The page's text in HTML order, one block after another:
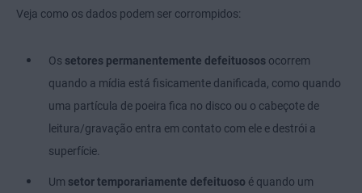
Veja como os dados podem ser corrompidos:
Os setores permanentemente defeituosos ocorrem
quando a mídia está fisicamente danificada, como quando
uma partícula de poeira fica no disco ou o cabeçote de
leitura/gravação entra em contato com ele e destrói a
superfície.
Um setor temporariamente defeituoso é quando um